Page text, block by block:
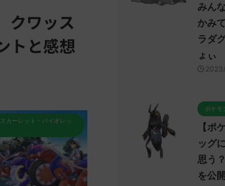
クワッス
トと感想
カーレット・バイオレッ
ポケモンスカーレット・バイオレッ
みん
かみ
ラダ
ょぃ
ポケモ
【ポ
ッグ
思う
を公